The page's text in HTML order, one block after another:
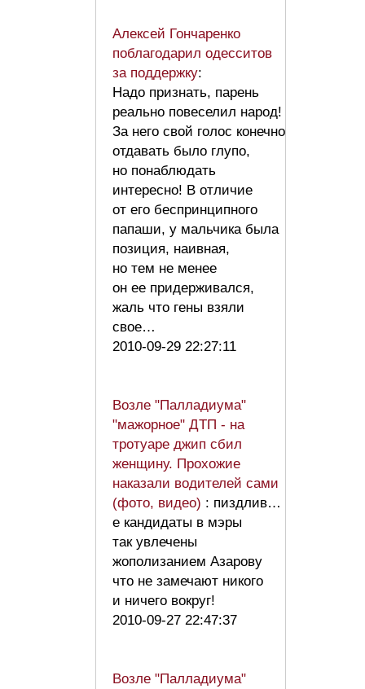
Алексей Гончаренко
поблагодарил одесситов
за поддержку:
Надо признать, парень
реально повеселил народ!
За него свой голос конечно
отдавать было глупо,
но понаблюдать
интересно! В отличие
от его беспринципного
папаши, у мальчика была
позиция, наивная,
но тем не менее
он ее придерживался,
жаль что гены взяли
свое…
2010-09-29 22:27:11
Возле "Палладиума"
"мажорное" ДТП - на
тротуаре джип сбил
женщину. Прохожие
наказали водителей сами
(фото, видео) : пиздлив…
е кандидаты в мэры
так увлечены
жополизанием Азарову
что не замечают никого
и ничего вокруг!
2010-09-27 22:47:37
Возле "Палладиума"